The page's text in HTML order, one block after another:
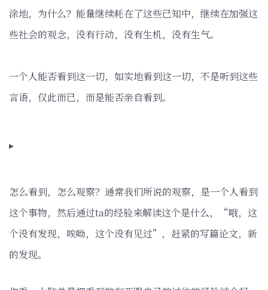
涂地，为什么？能量继续耗在了这些已知中，继续在加强这
些社会的观念，没有行动，没有生机，没有生气。
一个人能否看到这一切，如实地看到这一切，不是听到这些
言语，仅此而已，而是能否亲自看到。
▸
怎么看到，怎么观察？通常我们所说的观察，是一个人看到
这个事物，然后通过ta的经验来解读这个是什么，“哦，这
个没有发现，唉呦，这个没有见过”，赶紧的写篇论文，新
的发现。